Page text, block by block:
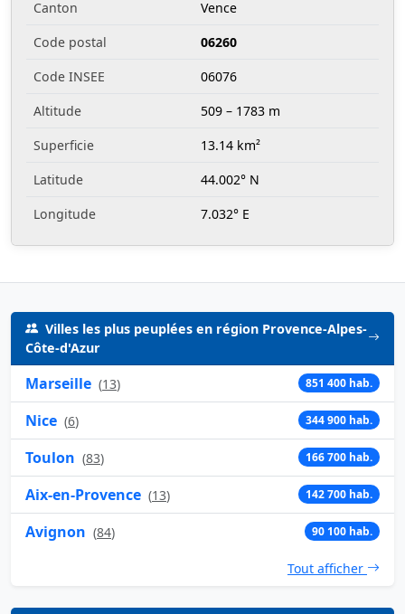
Canton
Vence
Code postal
06260
Code INSEE
06076
Altitude
509 – 1783 m
Superficie
13.14 km²
Latitude
44.002° N
Longitude
7.032° E
Villes les plus peuplées en région Provence-Alpes-
Côte-d'Azur
Marseille (13) 851 400 hab.
Nice (6) 344 900 hab.
Toulon (83) 166 700 hab.
Aix-en-Provence (13) 142 700 hab.
Avignon (84) 90 100 hab.
Tout afficher